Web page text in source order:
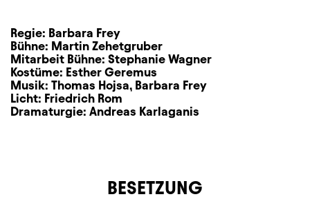
Regie: Barbara Frey
Bühne: Martin Zehetgruber
Mitarbeit Bühne: Stephanie Wagner
Kostüme: Esther Geremus
Musik: Thomas Hojsa, Barbara Frey
Licht: Friedrich Rom
Dramaturgie: Andreas Karlaganis
BESETZUNG